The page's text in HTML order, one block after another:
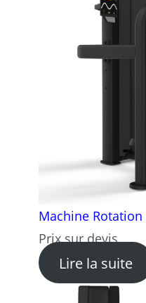
Machine
Prix sur devis
Lire la suite: